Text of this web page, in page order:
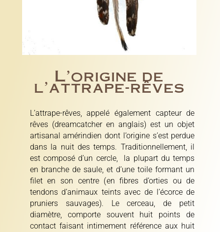
L’origine de
l’attrape-rêves
L’attrape-rêves, appelé également capteur de
rêves (dreamcatcher en anglais) est un objet
artisanal amérindien dont l’origine s’est perdue
dans la nuit des temps. Traditionnellement, il
est composé d’un cercle, la plupart du temps
en branche de saule, et d’une toile formant un
filet en son centre (en fibres d’orties ou de
tendons d’animaux teints avec de l’écorce de
pruniers sauvages). Le cerceau, de petit
diamètre, comporte souvent huit points de
contact faisant intimement référence aux huit